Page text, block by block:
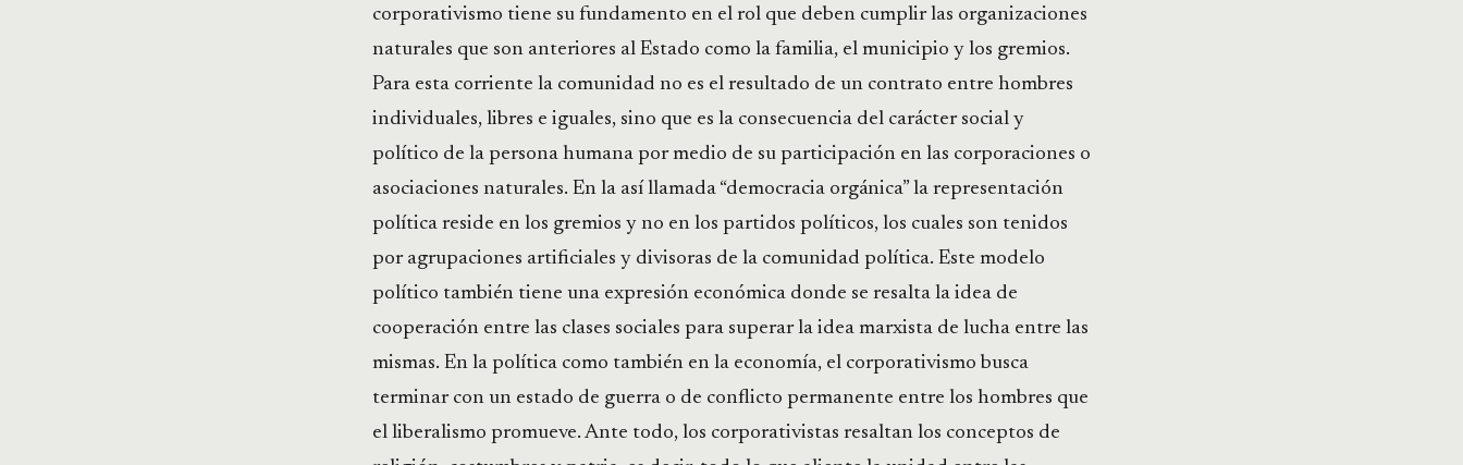
corporativismo tiene su fundamento en el rol que deben cumplir las organizaciones
naturales que son anteriores al Estado como la familia, el municipio y los gremios.
Para esta corriente la comunidad no es el resultado de un contrato entre hombres
individuales, libres e iguales, sino que es la consecuencia del carácter social y
político de la persona humana por medio de su participación en las corporaciones o
asociaciones naturales. En la así llamada “democracia orgánica” la representación
política reside en los gremios y no en los partidos políticos, los cuales son tenidos
por agrupaciones artificiales y divisoras de la comunidad política. Este modelo
político también tiene una expresión económica donde se resalta la idea de
cooperación entre las clases sociales para superar la idea marxista de lucha entre las
mismas. En la política como también en la economía, el corporativismo busca
terminar con un estado de guerra o de conflicto permanente entre los hombres que
el liberalismo promueve. Ante todo, los corporativistas resaltan los conceptos de